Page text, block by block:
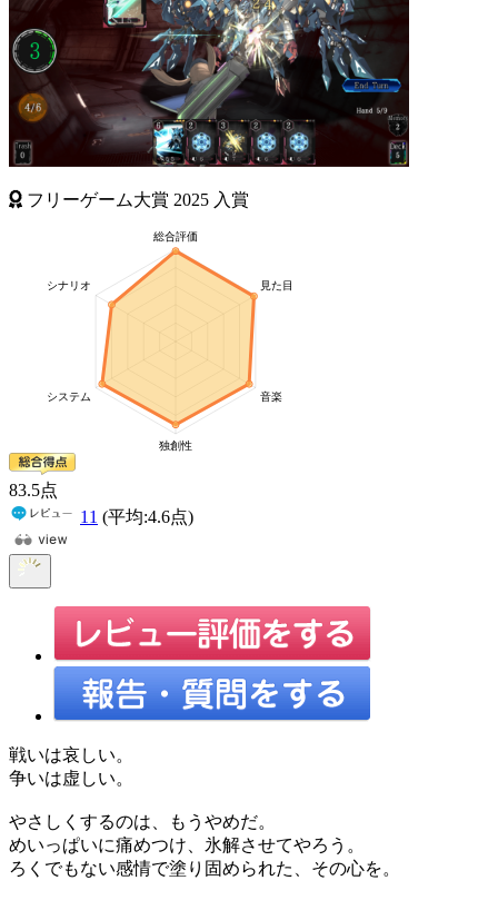
フリーゲーム大賞 2025 入賞
83.5点
11 (平均:4.6点)
戦いは哀しい。
争いは虚しい。
やさしくするのは、もうやめだ。
めいっぱいに痛めつけ、氷解させてやろう。
ろくでもない感情で塗り固められた、その心を。